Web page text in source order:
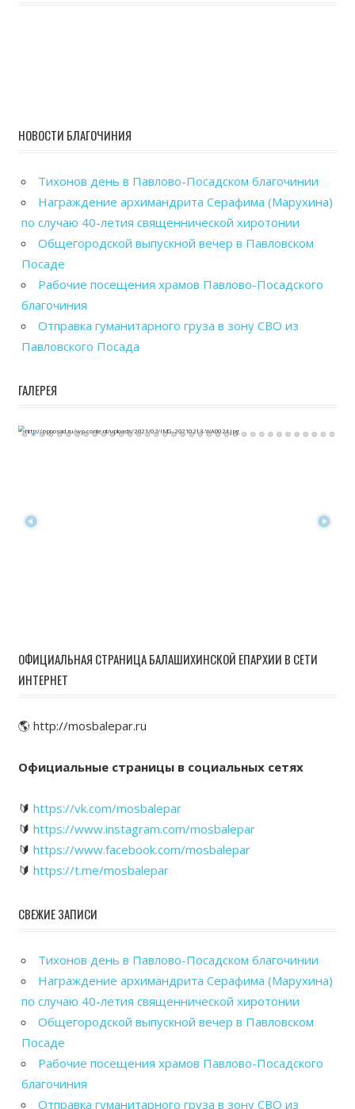
НОВОСТИ БЛАГОЧИНИЯ
Тихонов день в Павлово-Посадском благочинии
Награждение архимандрита Серафима (Марухина)
по случаю 40-летия священнической хиротонии
Общегородской выпускной вечер в Павловском
Посаде
Рабочие посещения храмов Павлово-Посадского
благочиния
Отправка гуманитарного груза в зону СВО из
Павловского Посада
ГАЛЕРЕЯ
ОФИЦИАЛЬНАЯ СТРАНИЦА БАЛАШИХИНСКОЙ ЕПАРХИИ В СЕТИ
ИНТЕРНЕТ
🌎 http://mosbalepar.ru
Официальные страницы в социальных сетях
🔰 https://vk.com/mosbalepar
🔰 https://www.instagram.com/mosbalepar
🔰 https://www.facebook.com/mosbalepar
🔰 https://t.me/mosbalepar
СВЕЖИЕ ЗАПИСИ
Тихонов день в Павлово-Посадском благочинии
Награждение архимандрита Серафима (Марухина)
по случаю 40-летия священнической хиротонии
Общегородской выпускной вечер в Павловском
Посаде
Рабочие посещения храмов Павлово-Посадского
благочиния
Отправка гуманитарного груза в зону СВО из